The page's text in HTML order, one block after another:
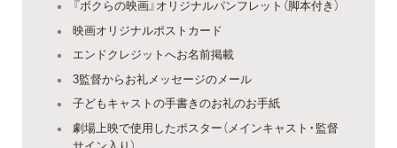
『ボクらの映画』オリジナルパンフレット（脚本付き）
映画オリジナルポストカード
エンドクレジットへお名前掲載
3監督からお礼メッセージのメール
子どもキャストの手書きのお礼のお手紙
劇場上映で使用したポスター（メインキャスト・監督
サイン入り）